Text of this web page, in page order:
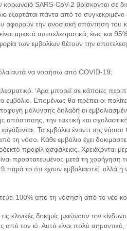
SARS-CoV-2 βρίσκονται σε
εξαρτάται πάντα από το
αφορούν την ανοσιακή απάντηση του
αρκετά αποτελεσματικά, έως και
των εμβολίων θέτουν την
αυτά να νοσήσω από COVID-19;
‘Αρα μπορεί σε κάποιες
Επομένως θα πρέπει οι
μόλυνσης δηλαδή οι
την τακτική και σχολαστική
Τα εμβόλια έναντι της νόσου
τη νόσο. Κάθε εμβόλιο έχει
προφίλ ασφάλειας. Χρειάζονται
προστατευμένος μετά τη χορήγηση
το ότι έχουν εμβολιαστεί, αλλά η
100% από τη νόσηση από το νέο
κλινικές δοκιμές μειώνουν τον
τον ιό. Αυτό είναι πολύ σημαντικό,